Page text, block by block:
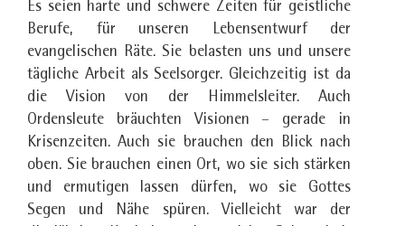
Es seien harte und schwere Zeiten für geistliche
Berufe, für unseren Lebensentwurf der
evangelischen Räte. Sie belasten uns und unsere
tägliche Arbeit als Seelsorger. Gleichzeitig ist da
die Vision von der Himmelsleiter. Auch
Ordensleute bräuchten Visionen – gerade in
Krisenzeiten. Auch sie brauchen den Blick nach
oben. Sie brauchen einen Ort, wo sie sich stärken
und ermutigen lassen dürfen, wo sie Gottes
Segen und Nähe spüren. Vielleicht war der